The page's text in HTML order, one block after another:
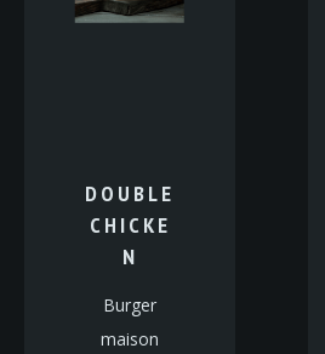
DOUBLE
CHICKE
N
Burger
maison